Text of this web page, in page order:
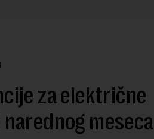
za električne
meseca